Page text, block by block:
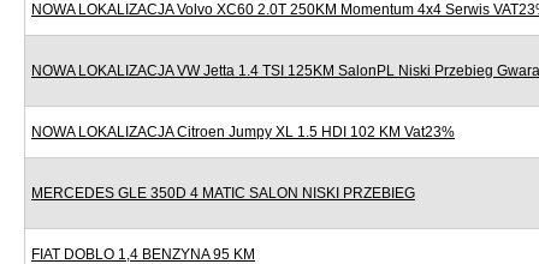
NOWA LOKALIZACJA Volvo XC60 2.0T 250KM Momentum 4x4 Serwis
NOWA LOKALIZACJA VW Jetta 1.4 TSI 125KM SalonPL Niski Przebieg
NOWA LOKALIZACJA Citroen Jumpy XL 1.5 HDI 102 KM Vat23%
MERCEDES GLE 350D 4 MATIC SALON NISKI PRZEBIEG
FIAT DOBLO 1,4 BENZYNA 95 KM